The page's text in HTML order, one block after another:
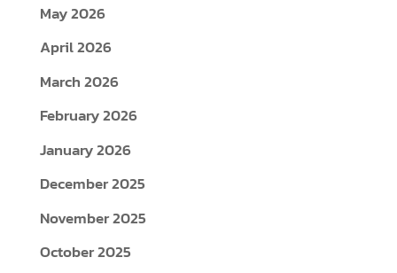
May 2026
April 2026
March 2026
February 2026
January 2026
December 2025
November 2025
October 2025